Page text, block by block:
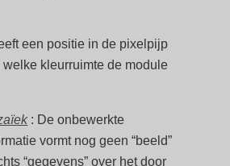
een positie in de pixelpijp
kleurruimte de module
: De onbewerkte
vormt nog geen “beeld”
“gegevens” over het door